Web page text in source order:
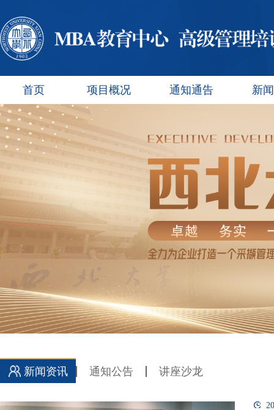
首页 项目概况 通知通告 新
新闻资讯 通知公告 讲座沙龙